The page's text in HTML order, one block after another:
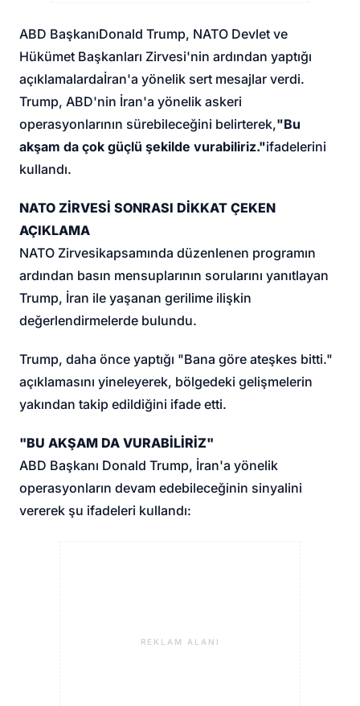
ABD BaşkanıDonald Trump, NATO Devlet ve
Hükümet Başkanları Zirvesi'nin ardından yaptığı
açıklamalardaİran'a yönelik sert mesajlar verdi.
Trump, ABD'nin İran'a yönelik askeri
operasyonlarının sürebileceğini belirterek,"Bu
akşam da çok güçlü şekilde vurabiliriz."ifadelerini
kullandı.
NATO ZİRVESİ SONRASI DİKKAT ÇEKEN
AÇIKLAMA
NATO Zirvesikapsamında düzenlenen programın
ardından basın mensuplarının sorularını yanıtlayan
Trump, İran ile yaşanan gerilime ilişkin
değerlendirmelerde bulundu.
Trump, daha önce yaptığı "Bana göre ateşkes bitti."
açıklamasını yineleyerek, bölgedeki gelişmelerin
yakından takip edildiğini ifade etti.
"BU AKŞAM DA VURABİLİRİZ"
ABD Başkanı Donald Trump, İran'a yönelik
operasyonların devam edebileceğinin sinyalini
vererek şu ifadeleri kullandı:
REKLAM ALANI